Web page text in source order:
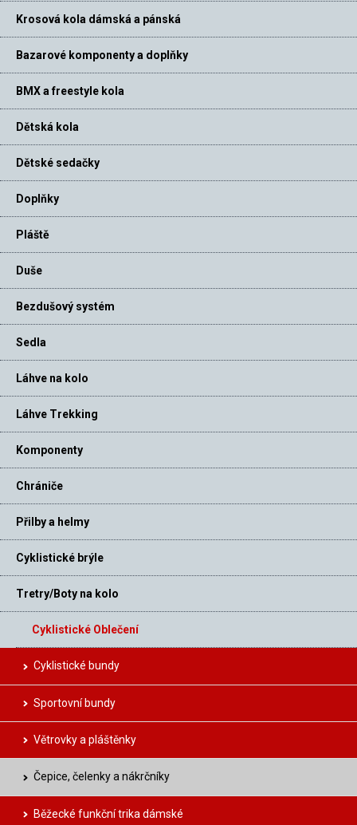
Krosová kola dámská a pánská
Bazarové komponenty a doplňky
BMX a freestyle kola
Dětská kola
Dětské sedačky
Doplňky
Pláště
Duše
Bezdušový systém
Sedla
Láhve na kolo
Láhve Trekking
Komponenty
Chrániče
Přilby a helmy
Cyklistické brýle
Tretry/Boty na kolo
Cyklistické Oblečení
Cyklistické bundy
Sportovní bundy
Větrovky a pláštěnky
Čepice, čelenky a nákrčníky
Běžecké funkční trika dámské